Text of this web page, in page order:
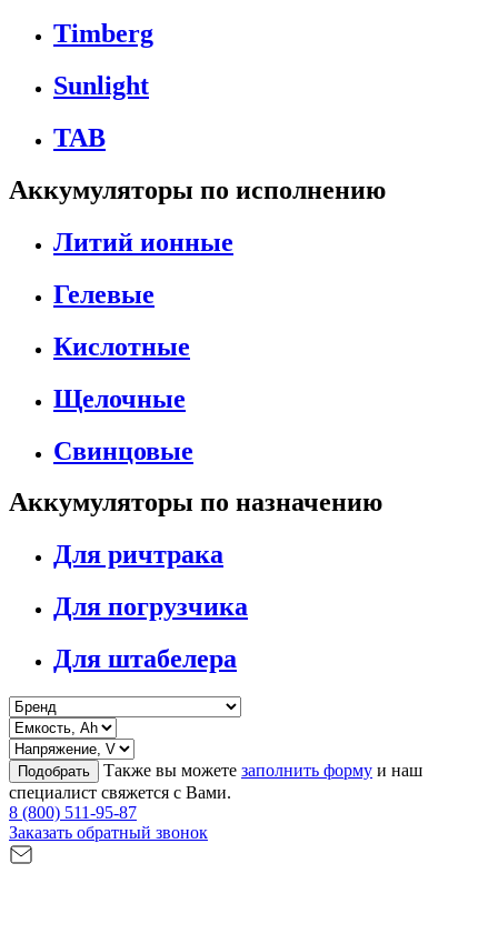
Timberg
Sunlight
TAB
Аккумуляторы по исполнению
Литий ионные
Гелевые
Кислотные
Щелочные
Свинцовые
Аккумуляторы по назначению
Для ричтрака
Для погрузчика
Для штабелера
Подобрать Также вы можете заполнить форму и наш
специалист свяжется с Вами.
8 (800) 511-95-87
Заказать обратный звонок